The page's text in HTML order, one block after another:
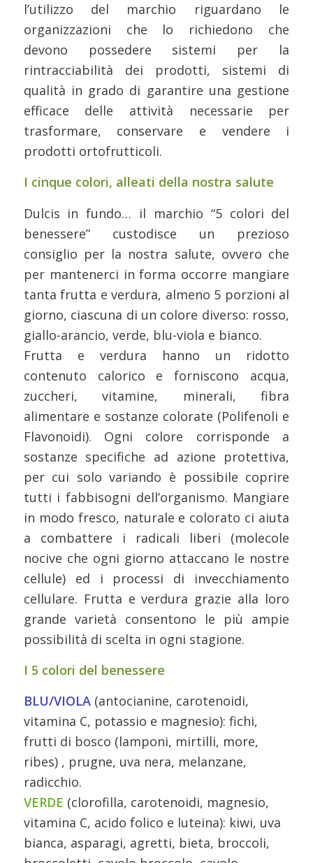
l’utilizzo del marchio riguardano le
organizzazioni che lo richiedono che
devono possedere sistemi per la
rintracciabilità dei prodotti, sistemi di
qualità in grado di garantire una gestione
efficace delle attività necessarie per
trasformare, conservare e vendere i
prodotti ortofrutticoli.
I cinque colori, alleati della nostra salute
Dulcis in fundo… il marchio “5 colori del
benessere” custodisce un prezioso
consiglio per la nostra salute, ovvero che
per mantenerci in forma occorre mangiare
tanta frutta e verdura, almeno 5 porzioni al
giorno, ciascuna di un colore diverso: rosso,
giallo-arancio, verde, blu-viola e bianco.
Frutta e verdura hanno un ridotto
contenuto calorico e forniscono acqua,
zuccheri, vitamine, minerali, fibra
alimentare e sostanze colorate (Polifenoli e
Flavonoidi). Ogni colore corrisponde a
sostanze specifiche ad azione protettiva,
per cui solo variando è possibile coprire
tutti i fabbisogni dell’organismo. Mangiare
in modo fresco, naturale e colorato ci aiuta
a combattere i radicali liberi (molecole
nocive che ogni giorno attaccano le nostre
cellule) ed i processi di invecchiamento
cellulare. Frutta e verdura grazie alla loro
grande varietà consentono le più ampie
possibilità di scelta in ogni stagione.
I 5 colori del benessere
BLU/VIOLA(antocianine, carotenoidi,
vitamina C, potassio e magnesio): fichi,
frutti di bosco (lamponi, mirtilli, more,
ribes) , prugne, uva nera, melanzane,
radicchio.
VERDE (clorofilla, carotenoidi, magnesio,
vitamina C, acido folico e luteina): kiwi, uva
bianca, asparagi, agretti, bieta, broccoli,